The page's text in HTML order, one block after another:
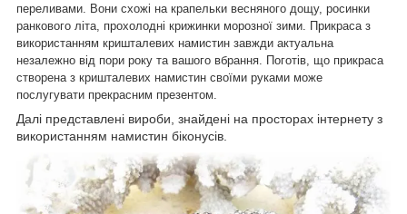
переливами. Вони схожі на крапельки весняного дощу, росинки
ранкового літа, прохолодні крижинки морозної зими. Прикраса з
використанням кришталевих намистин завжди актуальна
незалежно від пори року та вашого вбрання. Поготів, що прикраса
створена з кришталевих намистин своїми руками може
послугувати прекрасним презентом.
Далі представлені вироби, знайдені на просторах інтернету з
використанням намистин біконусів.